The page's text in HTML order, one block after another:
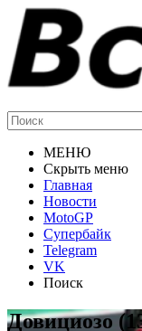
МЕНЮ
Скрыть меню
Главная
Новости
MotoGP
Супербайк
Telegram
VK
Поиск
Довициозо